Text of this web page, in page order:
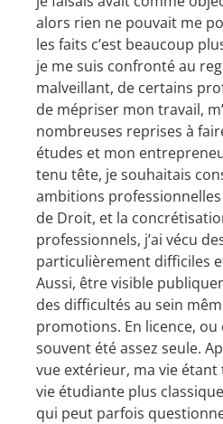
alors rien ne pouvait me
les faits c’est beaucoup
je me suis confronté au
malveillant, de certains
de mépriser mon travail,
nombreuses reprises à
études et mon
tenu tête, je souhaitais
ambitions
de Droit, et la
professionnels, j’ai vécu
particulièrement difficiles
Aussi, être visible
des difficultés au sein
promotions. En licence, ou
souvent été assez seule.
vue extérieur, ma vie
vie étudiante plus
qui peut parfois